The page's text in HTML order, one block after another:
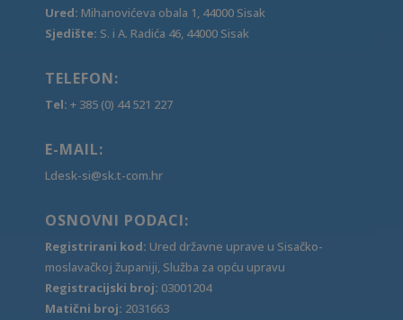
Ured: Mihanovićeva obala 1, 44000 Sisak
Sjedište: S. i A. Radića 46, 44000 Sisak
TELEFON:
Tel: + 385 (0) 44 521 227
E-MAIL:
Ldesk-si@sk.t-com.hr
OSNOVNI PODACI:
Registrirani kod: Ured državne uprave u Sisačko-
moslavačkoj županiji, Služba za opću upravu
Registracijski broj: 03001204
Matični broj: 2031663